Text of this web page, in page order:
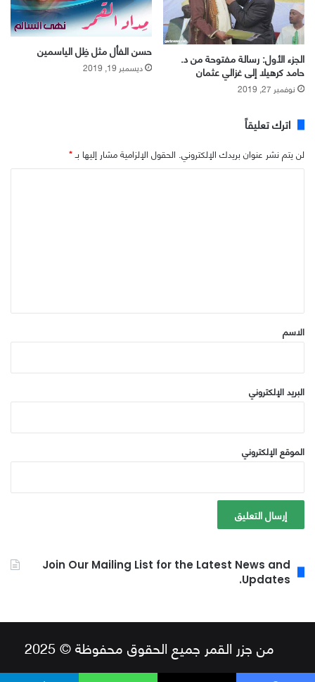
الجزء الأول: رسالة مفتوحة من د.
حامد كرهيلا إلى غزالي عثمان
نوفمبر 27, 2019
حسن الفأل مثل ظِل الياسمين
ديسمبر 19, 2019
اترك تعليقاً
لن يتم نشر عنوان بريدك الإلكتروني. الحقول الإلزامية مشار إليها بـ*
*
الاسم
البريد الإلكتروني
الموقع الإلكتروني
Join Our Mailing List for the Latest News and
Updates.
من جزر القمر جميع الحقوق محفوظة © 2025